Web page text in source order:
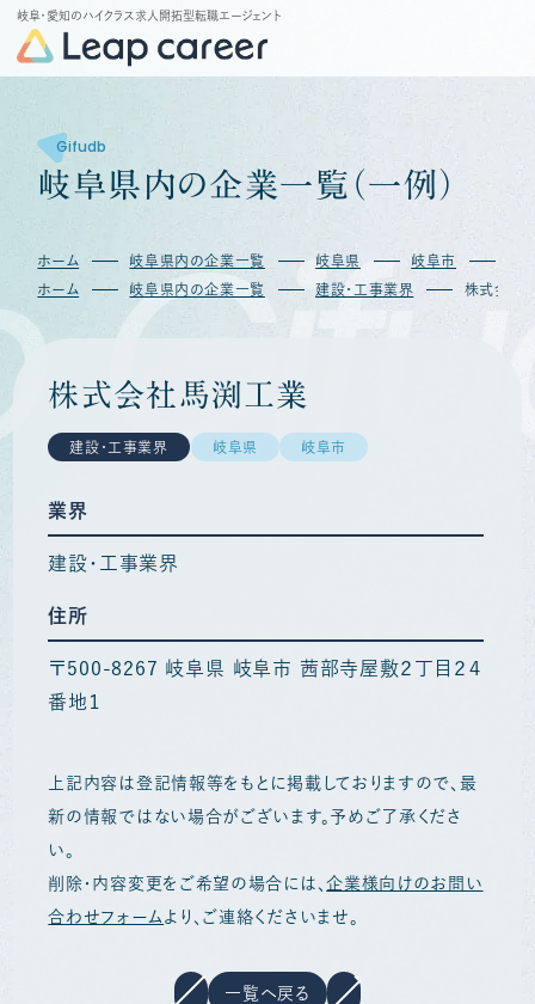
岐阜・愛知のハイクラス求人開拓型転職エージェント
Gifudb
岐阜県 内の企業一覧 （ 一例 ）
ホーム 岐阜県内の企業一覧 岐阜県 岐阜市
ホーム
岐阜県内の企業一覧 建設・工事業界 株式会社
株式会社馬渕工業
建設・工事業界 岐阜県 岐阜市
業界
建設・工事業界
住所
〒500-8267 岐阜県 岐阜市 茜部寺屋敷２丁目２４
番地１
上記内容は登記情報等をもとに掲載しておりますので、最
新の情報ではない場合がございます。予めご了承くださ
い。
削除・内容変更をご希望の場合には、企業様向けのお問い
合わせフォーム より、ご連絡くださいませ。
一覧へ戻る